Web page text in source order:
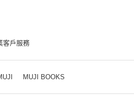
客戶服務
MUJI BOOKS